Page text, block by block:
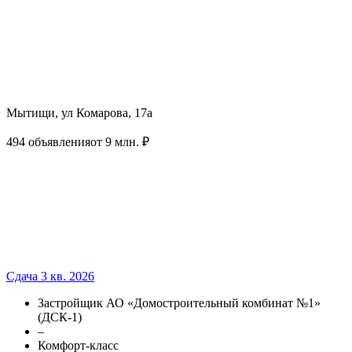
Мытищи, ул Комарова, 17а
494 объявленияот 9 млн. ₽
Сдача 3 кв. 2026
Застройщик АО «Домостроительный комбинат №1»
(ДСК-1)
–
Комфорт-класс